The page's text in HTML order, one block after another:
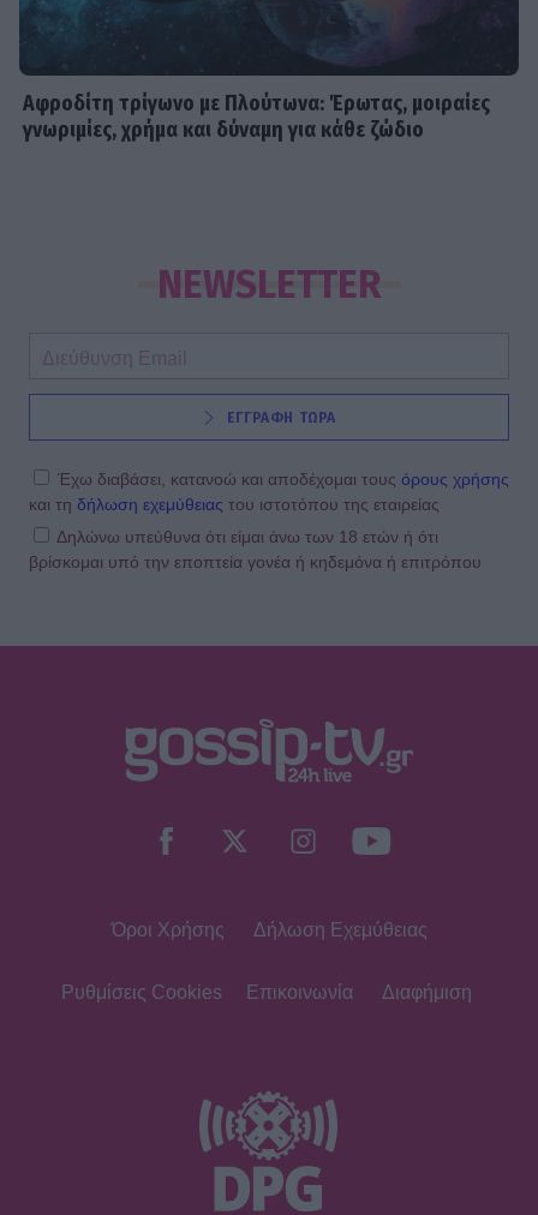
Αφροδίτη τρίγωνο με Πλούτωνα: Έρωτας, μοιραίες
γνωριμίες, χρήμα και δύναμη για κάθε ζώδιο
NEWSLETTER
ΕΓΓΡΑΦΗ ΤΩΡΑ
Έχω διαβάσει, κατανοώ και αποδέχομαι τους όρους χρήσης
και τη δήλωση εχεμύθειας του ιστοτόπου της εταιρείας
Δηλώνω υπεύθυνα ότι είμαι άνω των 18 ετών ή ότι
βρίσκομαι υπό την εποπτεία γονέα ή κηδεμόνα ή επιτρόπου
Όροι Χρήσης Δήλωση Εχεμύθειας
Ρυθμίσεις Cookies Επικοινωνία Διαφήμιση